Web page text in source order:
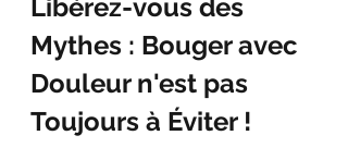
Libérez-vous des
Mythes : Bouger avec
Douleur n'est pas
Toujours à Éviter !